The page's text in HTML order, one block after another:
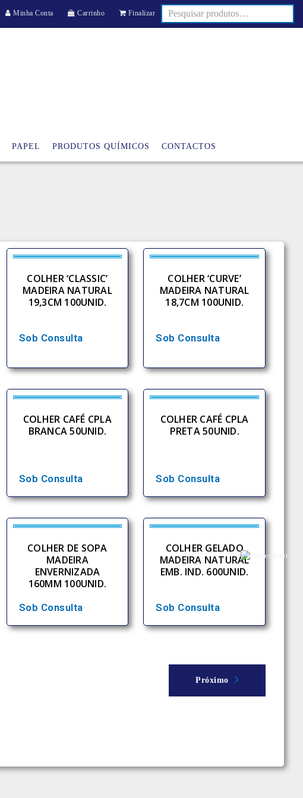
Minha Conta Carrinho Finalizar
PAPEL PRODUTOS QUÍMICOS CONTACTOS
COLHER ‘CLASSIC’
MADEIRA NATURAL
19,3CM 100UNID.
Sob Consulta
COLHER ‘CURVE’
MADEIRA NATURAL
18,7CM 100UNID.
Sob Consulta
COLHER CAFÉ CPLA
BRANCA 50UNID.
Sob Consulta
COLHER CAFÉ CPLA
PRETA 50UNID.
Sob Consulta
COLHER DE SOPA
MADEIRA
ENVERNIZADA
160MM 100UNID.
Sob Consulta
COLHER GELADO
MADEIRA NATURAL
EMB. IND. 600UNID.
Sob Consulta
Próximo